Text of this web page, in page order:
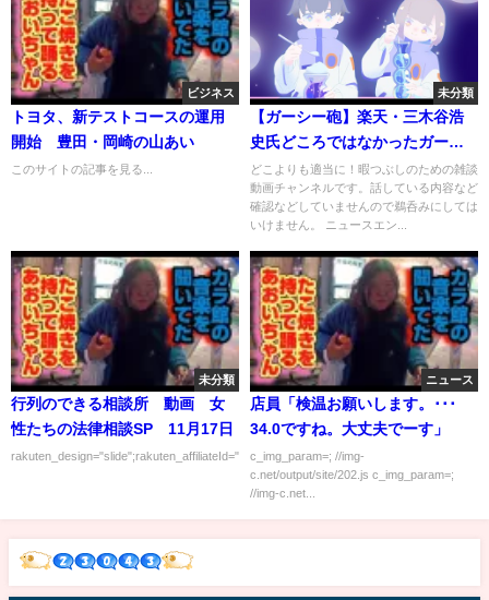
ビジネス
トヨタ、新テストコースの運用
開始 豊田・岡崎の山あい
このサイトの記事を見る...
未分類
【ガーシー砲】楽天・三木谷浩
史氏どころではなかったガーシ
ーが戦っている相手が判明！政
界、経済界、芸能界 【なぜ今
回ガーシーに投票すべきか理由
どこよりも適当に！暇つぶしのための雑談
動画チャンネルです。話している内容など
確認などしていませんので鵜呑みにしては
いけません。 ニュースエン...
未分類
行列のできる相談所 動画 女
性たちの法律相談SP 11月17日
rakuten_design="slide";rakuten_affiliateId="00ed0224.63...
ニュース
店員「検温お願いします。･･･
34.0ですね。大丈夫でーす」
c_img_param=; //img-
c.net/output/site/202.js c_img_param=;
//img-c.net...